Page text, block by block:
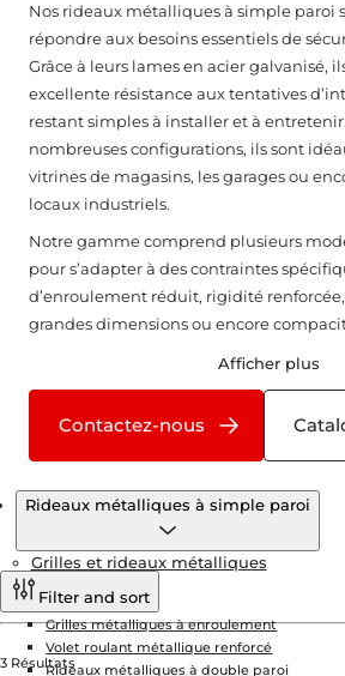
Nos rideaux métalliques à simple paroi
répondre aux besoins essentiels de
Grâce à leurs lames en acier galvanisé,
excellente résistance aux tentatives
restant simples à installer et à
nombreuses configurations, ils sont
vitrines de magasins, les garages ou
locaux industriels.
Notre gamme comprend plusieurs
pour s’adapter à des contraintes
d’enroulement réduit, rigidité
grandes dimensions ou encore
conforme aux exigences et normes
Afficher plus
Contactez-nous
Rideaux métalliques à simple paroi
Grilles et rideaux métalliques
Grilles métalliques à enroulement
Volet roulant métallique renforcé
Rideaux métalliques à double paroi
Filter and sort
3 Résultats